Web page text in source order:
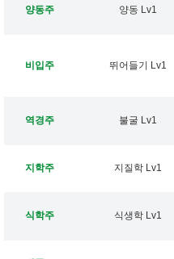
양동주 양동 Lv1
비입주 뛰어들기 Lv1
역경주 불굴 Lv1
지학주 지질학 Lv1
식학주 식생학 Lv1